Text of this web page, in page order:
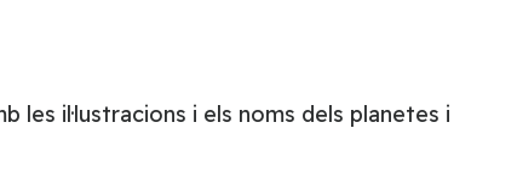
les il·lustracions i els noms dels planetes i